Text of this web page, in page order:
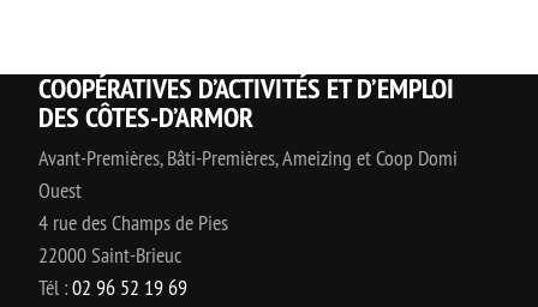
COOPÉRATIVES D’ACTIVITÉS ET D’EMPLOI
DES CÔTES-D’ARMOR
Avant-Premières, Bâti-Premières, Ameizing et Coop Domi
Ouest
4 rue des Champs de Pies
22000 Saint-Brieuc
Tél :02 96 52 19 69